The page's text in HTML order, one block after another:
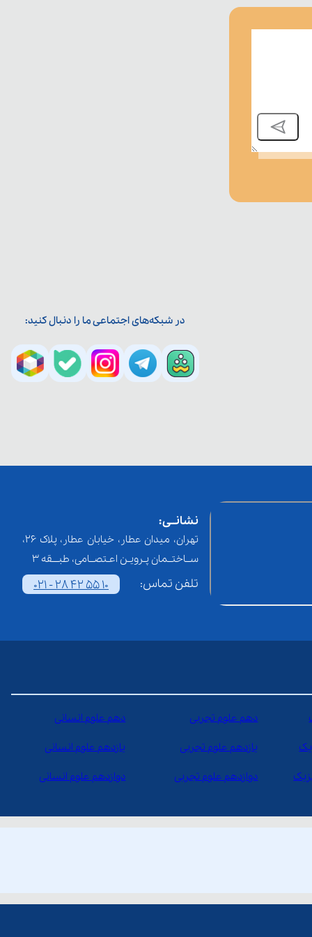
در شبکه‌های اجتماعی ما را دنبال کنید:
نشانــی:
تهران، میدان عطار، خیابان عطار، پلاک 26،
ســاختــمان پـرویـن اعـتصــامی، طبـــقه 3
تلفن تماس: 021 - 28 42 55 10
دهم علوم تجربی دهم علوم انسانی
یازدهم علوم تجربی یازدهم علوم انسانی
دوازدهم علوم تجربی دوازدهم علوم انسانی